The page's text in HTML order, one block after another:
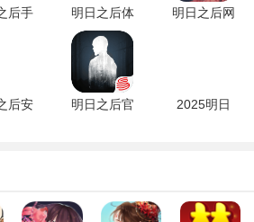
后手
明日之后体
验服
v2.0.581公
测版
明日之后网
后安
明日之后官
2025明日